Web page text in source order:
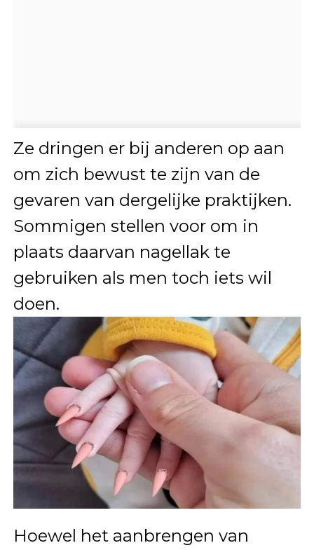
Ze dringen er bij anderen op aan
om zich bewust te zijn van de
gevaren van dergelijke praktijken.
Sommigen stellen voor om in
plaats daarvan nagellak te
gebruiken als men toch iets wil
doen.
Hoewel het aanbrengen van